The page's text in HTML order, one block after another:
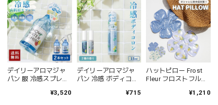
デイリーアロマジャ
パン 服 冷感スプレー
衣類用 デオドラント
¥3,520
デイリーアロマジャ
パン 冷感 ボディコロ
ィミスト レディース
¥715
ハットピロー Frost
Fleur フロストフルー
策 花柄 帽子用保冷剤
¥1,210